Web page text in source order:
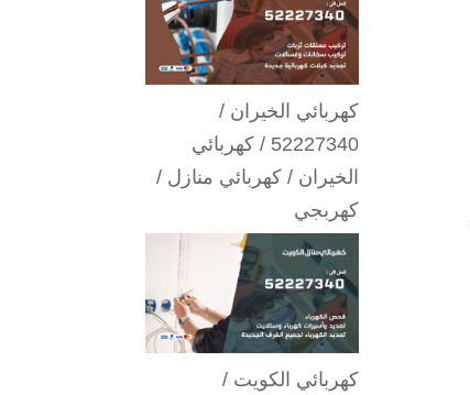
كهربائي الخيران /
52227340 / كهربائي
الخيران / كهربائي منازل /
كهربجي
كهربائي الكويت /